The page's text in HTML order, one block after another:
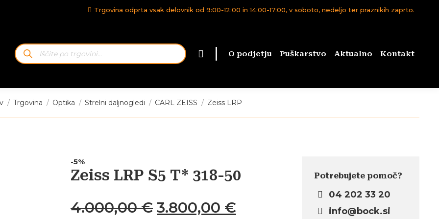
Trgovina odprta vsak delovnik od 9:00-12:00 in 14:00-17:00, v soboto, nedeljo ter praznikih zaprto.
Iskanje
izdelkov
O podjetju Puškarstvo Aktualno Kontakt
Trgovina Optika Strelni daljnogledi CARL ZEISS Zeiss LRP
-5%
Zeiss LRP S5 T* 318-50
4.000,00€ Izvirna
3.800,00 €Trenutna
Potrebujete pomoč?
04 202 33 20
info@bock.si